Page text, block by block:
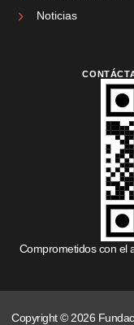
Noticias
Comprometidos con el
Copyright © 2026